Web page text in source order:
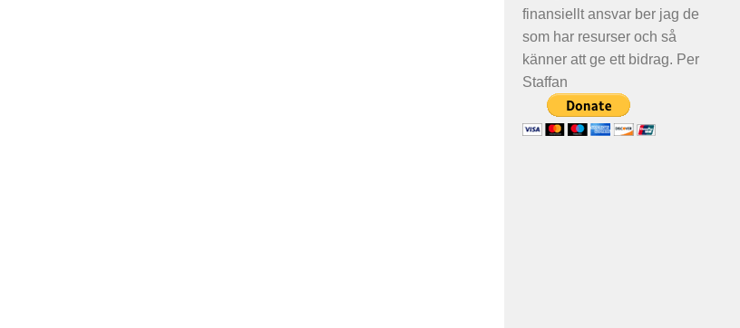
finansiellt ansvar ber jag de
som har resurser och så
känner att ge ett bidrag. Per
Staffan